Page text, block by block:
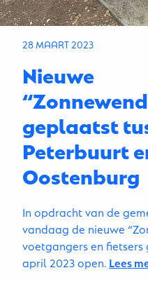
28 MAART 2023
Nieuwe
geplaatst
Peterbuurt
Oostenburg
In opdracht van de
vandaag de nieuwe
voetgangers en
april 2023 open. Lees